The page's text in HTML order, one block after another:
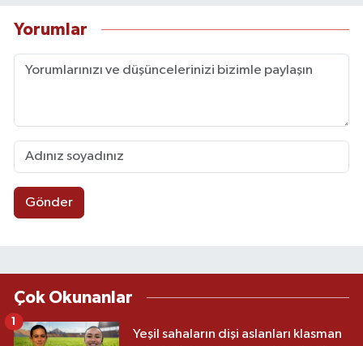
Yorumlar
Gönder
Çok Okunanlar
Yeşil sahaların dişi aslanları klasman
1